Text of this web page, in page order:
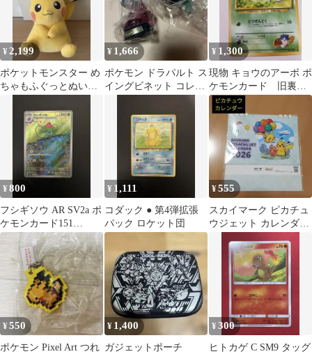
¥ 2,199
ポケットモンスター め
ちゃもふぐっとぬいぐ
¥ 1,666
ポケモン ドラパルト ス
イングビネット コレク
¥ 1,300
現物 キョウのアーボ ポ
ケモンカード 旧裏
面 未使用 美品 ジム
¥800
フシギソウ AR SV2a ポ
ケモンカード151
167/165
¥ 1,111
コダック ● 第4弾拡張
パック ロケット団
¥555
スカイマーク ピカチュ
ウジェット カレンダー
¥550
ポケモン Pixel Art つれ
¥ 1,400
ガジェットポーチ
¥300
ヒトカゲ C SM9 タッグ